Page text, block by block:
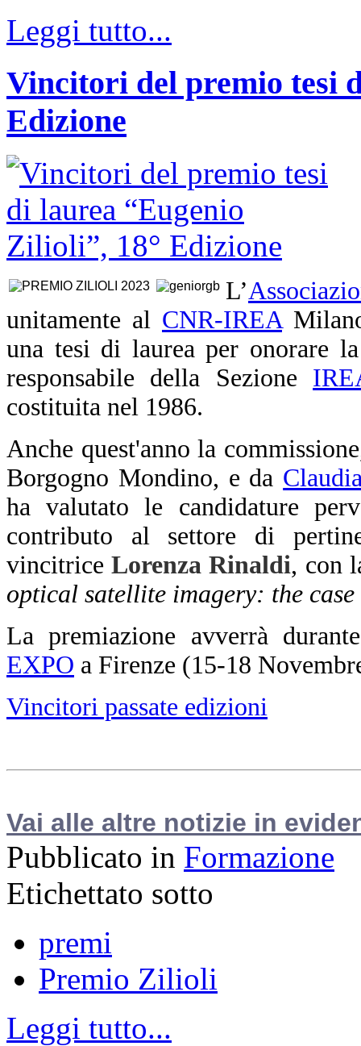
Leggi tutto...
Vincitori del premio tesi
Edizione
L’
unitamente al CNR-IREA
una tesi di laurea per onorare
responsabile della Sezione
costituita nel 1986.
Anche quest'anno la
Borgogno Mondino, e da
ha valutato le candidature
contributo al settore di
vincitriceLorenza Rinaldi, con
optical satellite imagery: the
La premiazione avverrà
EXPO a Firenze (15-18
Vincitori passate edizioni
Vai alle altre notizie in
Pubblicato in Formazione
Etichettato sotto
premi
Premio Zilioli
Leggi tutto...